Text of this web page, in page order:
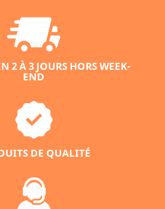
2 À 3 JOURS HORS WEEK-
END
DE QUALITÉ